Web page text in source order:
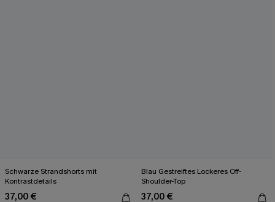
Schwarze Strandshorts mit
Kontrastdetails
37,00 €
Blau Gestreiftes Lockeres Off-
Shoulder-Top
37,00 €